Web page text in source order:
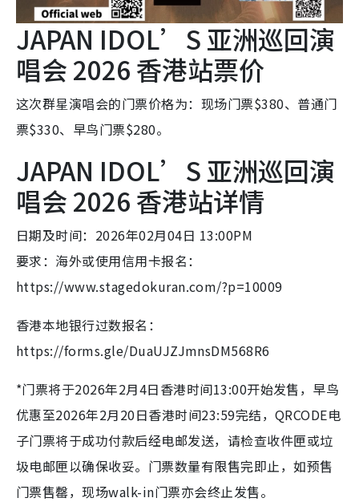
JAPAN IDOL’S 亚洲巡回演
唱会 2026 香港站票价
这次群星演唱会的门票价格为：现场门票$380、普通门
票$330、早鸟门票$280。
JAPAN IDOL’S 亚洲巡回演
唱会 2026 香港站详情
日期及时间：2026年02月04日 13:00PM
要求：海外或使用信用卡报名：
https://www.stagedokuran.com/?p=10009
香港本地银行过数报名：
https://forms.gle/DuaUJZJmnsDM568R6
*门票将于2026年2月4日香港时间13:00开始发售，早鸟
优惠至2026年2月20日香港时间23:59完结，QRCODE电
子门票将于成功付款后经电邮发送，请检查收件匣或垃
圾电邮匣以确保收妥。门票数量有限售完即止，如预售
门票售罄，现场walk-in门票亦会终止发售。